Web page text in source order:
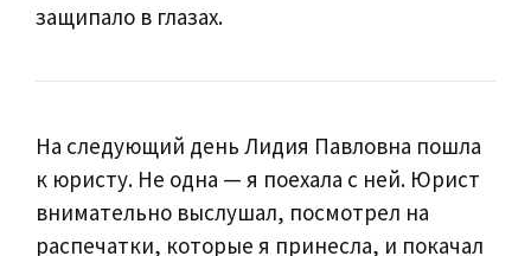
защипало в глазах.
На следующий день Лидия Павловна пошла
к юристу. Не одна — я поехала с ней. Юрист
внимательно выслушал, посмотрел на
распечатки, которые я принесла, и покачал